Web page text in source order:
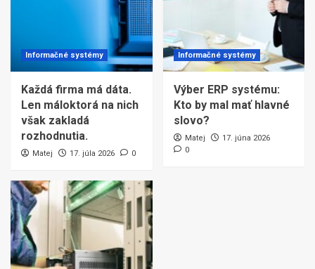
Informačné systémy
Každá firma má dáta.
Len máloktorá na nich
však zakladá
rozhodnutia.
Matej 17. júla 2026 0
Informačné systémy
Výber ERP systému:
Kto by mal mať hlavné
slovo?
Matej
17. júna 2026
0